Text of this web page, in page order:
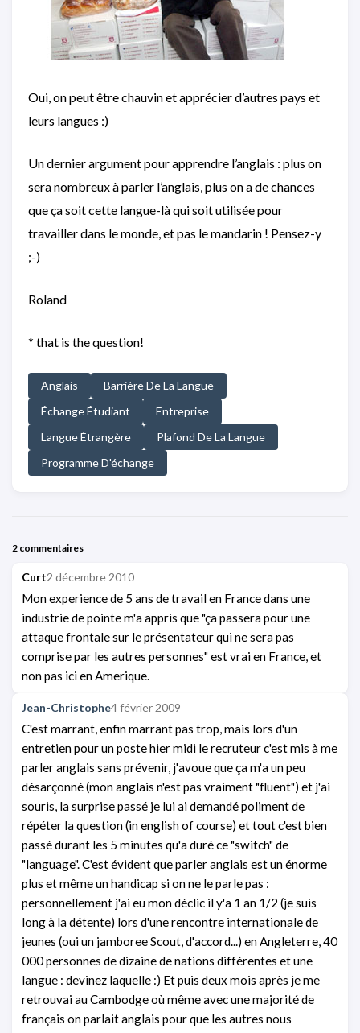
Oui, on peut être chauvin et apprécier d’autres pays et
leurs langues :)
Un dernier argument pour apprendre l’anglais : plus on
sera nombreux à parler l’anglais, plus on a de chances
que ça soit cette langue-là qui soit utilisée pour
travailler dans le monde, et pas le mandarin ! Pensez-y
;-)
Roland
* that is the question!
Anglais
Barrière De La Langue
Échange Étudiant
Entreprise
Langue Étrangère
Plafond De La Langue
Programme D'échange
2 commentaires
Curt2 décembre 2010
Mon experience de 5 ans de travail en France dans une
industrie de pointe m'a appris que "ça passera pour une
attaque frontale sur le présentateur qui ne sera pas
comprise par les autres personnes" est vrai en France, et
non pas ici en Amerique.
Jean-Christophe4 février 2009
C'est marrant, enfin marrant pas trop, mais lors d'un
entretien pour un poste hier midi le recruteur c'est mis à me
parler anglais sans prévenir, j'avoue que ça m'a un peu
désarçonné (mon anglais n'est pas vraiment "fluent") et j'ai
souris, la surprise passé je lui ai demandé poliment de
répéter la question (in english of course) et tout c'est bien
passé durant les 5 minutes qu'a duré ce "switch" de
"language". C'est évident que parler anglais est un énorme
plus et même un handicap si on ne le parle pas :
personnellement j'ai eu mon déclic il y'a 1 an 1/2 (je suis
long à la détente) lors d'une rencontre internationale de
jeunes (oui un jamboree Scout, d'accord...) en Angleterre, 40
000 personnes de dizaine de nations différentes et une
langue : devinez laquelle :) Et puis deux mois après je me
retrouvai au Cambodge où même avec une majorité de
français on parlait anglais pour que les autres nous